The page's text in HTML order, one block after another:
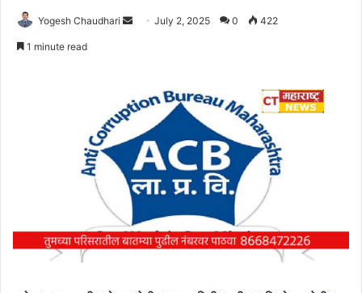
Yogesh Chaudhari
Send July 2, 2025 0 422
1 minute read